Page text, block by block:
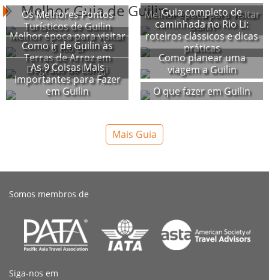
Melhor Guia de Guilin
Os Melhores Pontos
Turísticos de Guilin
Melhor época para visitar
Guilin
Melhor época para visitar
o Rio Li
Guia completo de
caminhada no Rio Li:
roteiros clássicos e dicas
práticas
Como ir de Guilin às
Terras de Arroz em
Degraus de Longji
Como planear uma
viagem a Guilin
As 9 Coisas Mais
Importantes para Fazer
em Guilin
O que fazer em Guilin
Mais Guia
Somos membros de
Siga-nos em